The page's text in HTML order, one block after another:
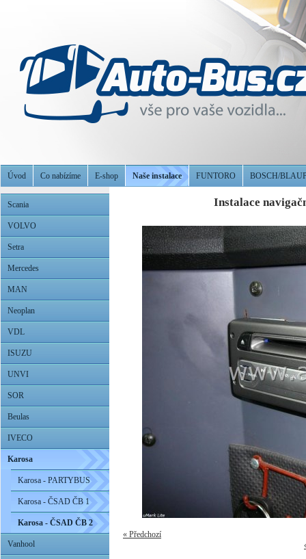
Úvod Co nabízíme E-shop Naše instalace FUNTORO BOSCH/
Scania
VOLVO
Setra
Mercedes
MAN
Neoplan
VDL
ISUZU
UNVI
SOR
Beulas
IVECO
Karosa
Karosa - PARTYBUS
Karosa - ČSAD ČB 1
Karosa - ČSAD ČB 2
Vanhool
Instalace
« Předchozí